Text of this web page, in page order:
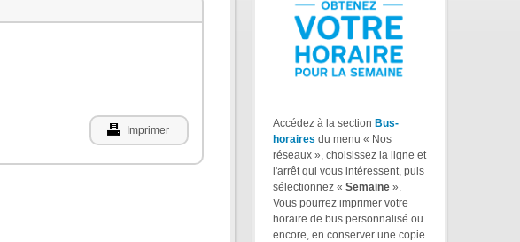
Imprimer
Accédez à la section Bus-
horaires du menu « Nos
réseaux », choisissez la ligne et
l'arrêt qui vous intéressent, puis
sélectionnez « Semaine ».
Vous pourrez imprimer votre
horaire de bus personnalisé ou
encore, en conserver une copie